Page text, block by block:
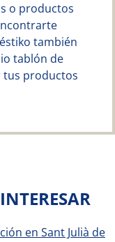
o productos
también
tablón de
tus productos
en Sant Julià de